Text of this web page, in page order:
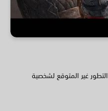
يناقش المخرج الإبداعي Cory Barlog التطور غير المتوقع لشخصية